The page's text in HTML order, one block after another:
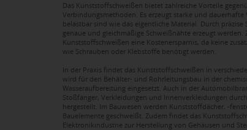
Das Kunststoffschweißen bietet zahlreiche Vorteile
Verbindungsmethoden. Es erzeugt starke und
belastbar sind wie das eigentliche Material. Durch präzise
genaue und gleichmäßige Schweißnähte erzeugt werden.
Kunststoffschweißen eine Kostenersparnis, da keine
wie Schrauben oder Klebstoffe benötigt werden.
In der Praxis findet das Kunststoffschweißen in
wird für den Behälter- und Rohrleitungsbau in der
Wasseraufbereitung eingesetzt. Auch in der
Stoßfänger, Verkleidungen und Innenverkleidungen
hergestellt. Im Bauwesen werden Kunststoffdächer, -
Bauelemente geschweißt. Zudem findet das
Elektronikindustrie zur Herstellung von Gehäusen und